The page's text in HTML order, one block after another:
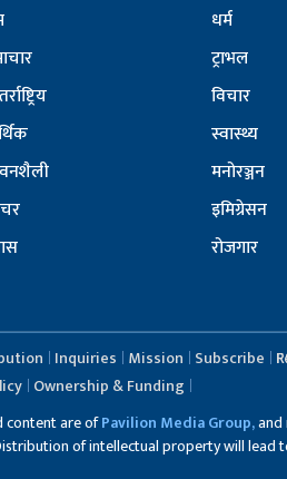
धर्म
ट्राभल
विचार
स्वास्थ्य
मनोरञ्जन
इमिग्रेसन
रोजगार
Inquiries Mission Subscribe
Ownership & Funding
content are ofPavilion Media Group,and
of intellectual property will lead